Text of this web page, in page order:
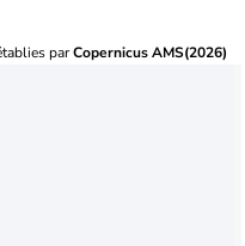
parCopernicus AMS(2026)